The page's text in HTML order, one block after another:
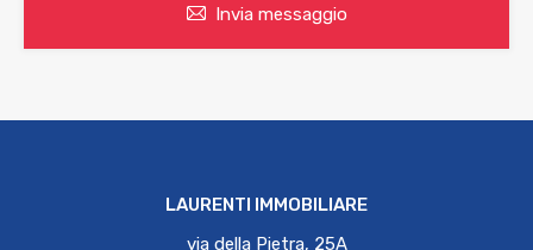
Invia messaggio
LAURENTI IMMOBILIARE
via della Pietra, 25A